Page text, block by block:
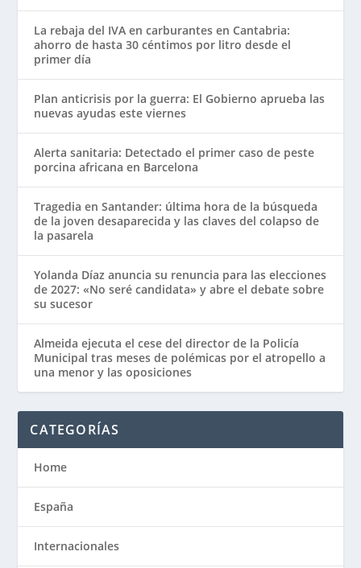
La rebaja del IVA en carburantes en Cantabria:
ahorro de hasta 30 céntimos por litro desde el
primer día
Plan anticrisis por la guerra: El Gobierno aprueba las
nuevas ayudas este viernes
Alerta sanitaria: Detectado el primer caso de peste
porcina africana en Barcelona
Tragedia en Santander: última hora de la búsqueda
de la joven desaparecida y las claves del colapso de
la pasarela
Yolanda Díaz anuncia su renuncia para las elecciones
de 2027: «No seré candidata» y abre el debate sobre
su sucesor
Almeida ejecuta el cese del director de la Policía
Municipal tras meses de polémicas por el atropello a
una menor y las oposiciones
CATEGORÍAS
Home
España
Internacionales